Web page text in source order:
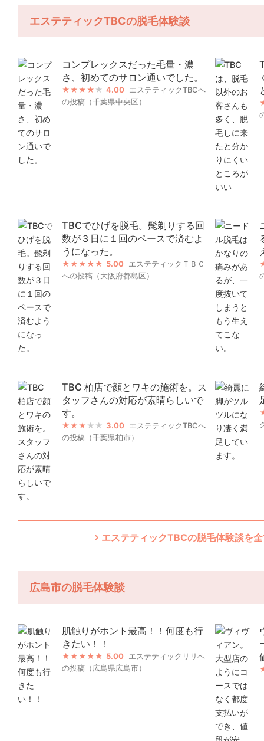
エステティックTBCの脱毛体験談
コンプレックスだった毛量・濃
さ、初めてのサロン通いでした。
4.00
エステティックTBCへ
の投稿（千葉県中央区）
TBCでひげを脱毛。髭剃りする回
数が３日に１回のペースで済むよ
うになった。
5.00 エステティックＴＢＣ
への投稿（大阪府都島区）
TBC 柏店で顔とワキの施術を。ス
タッフさんの対応が素晴らしいで
す。
3.00
エステティックTBCへ
の投稿（千葉県柏市）
エステティックTBCの脱毛体験談を
広島市の脱毛体験談
肌触りがホント最高！！何度も行
きたい！！
5.00
エステティックリリへ
の投稿（広島県広島市）